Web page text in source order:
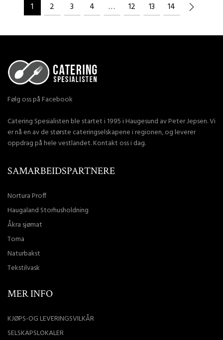
1 2 3 4 … 12 13 14
Følg oss på Facebook
Catering Spesialisten ble startet i 1995 i Haugesund av Peter Jepsen. Vi
er nå en av de største cateringselskapene i regionen, og leverer
oppdrag på hele vestlandet. Kontakt oss i dag.
SAMARBEIDSPARTNERE
Nortura Proff
Haugaland Storhusholdning
Åkra sjømat
Toma
Naturbakst
Tekstilvask
MER INFO
KJØPS-OG LEVERINGSVILKÅR
SELSKAPSLOKALER